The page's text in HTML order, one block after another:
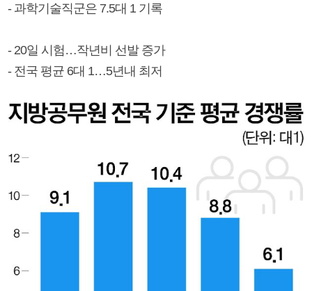
- 과학기술직군은 7.5대 1 기록
- 20일 시험…작년비 선발 증가
- 전국 평균 6대 1…5년내 최저